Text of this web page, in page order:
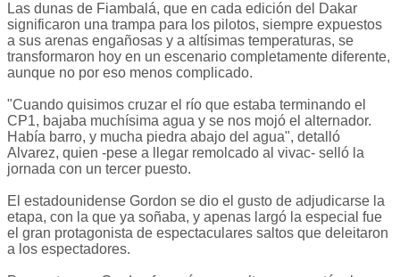
Las dunas de Fiambalá, que en cada edición del Dakar
significaron una trampa para los pilotos, siempre expuestos
a sus arenas engañosas y a altísimas temperaturas, se
transformaron hoy en un escenario completamente diferente,
aunque no por eso menos complicado.
"Cuando quisimos cruzar el río que estaba terminando el
CP1, bajaba muchísima agua y se nos mojó el alternador.
Había barro, y mucha piedra abajo del agua", detalló
Alvarez, quien -pese a llegar remolcado al vivac- selló la
jornada con un tercer puesto.
El estadounidense Gordon se dio el gusto de adjudicarse la
etapa, con la que ya soñaba, y apenas largó la especial fue
el gran protagonista de espectaculares saltos que deleitaron
a los espectadores.